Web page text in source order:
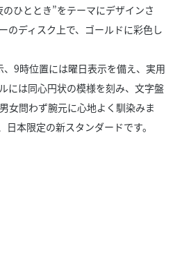
ひととき”をテーマにデザインさ
のディスク上で、ゴールドに彩色し
9時位置には曜日表示を備え、実用
には同心円状の模様を刻み、文字盤
女問わず腕元に心地よく馴染みま
本限定の新スタンダードです。